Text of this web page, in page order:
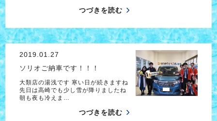
つづきを読む
2019.01.27
ソリオご納車です！！！
大類店の湯浅です 寒い日が続きますね
先日は高崎でも少し雪が降りましたね
朝も夜も冷えま…
つづきを読む